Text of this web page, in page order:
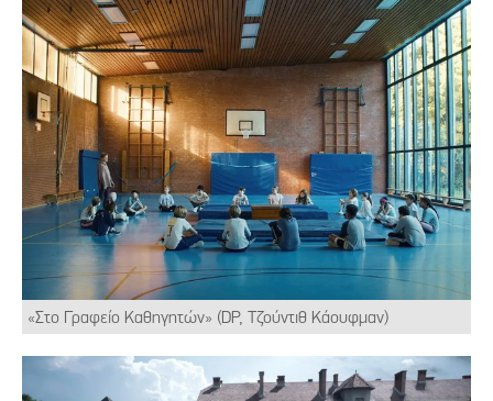
«Στο Γραφείο Καθηγητών» (DP, Τζούντιθ Κάουφμαν)